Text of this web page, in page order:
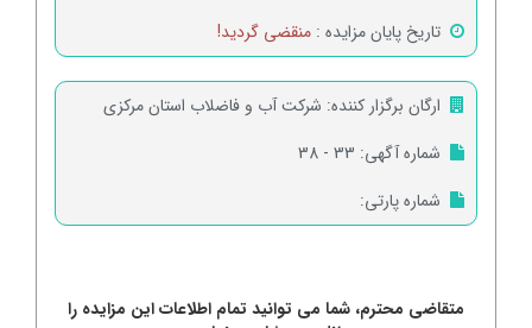
تاریخ پایان مزایده : منقضی گردید!
ارگان برگزار کننده: شرکت آب و فاضلاب استان مرکزی
شماره آگهی: 33 - 38
شماره پارتی:
متقاضی محترم، شما می توانید تمام اطلاعات این مزایده را